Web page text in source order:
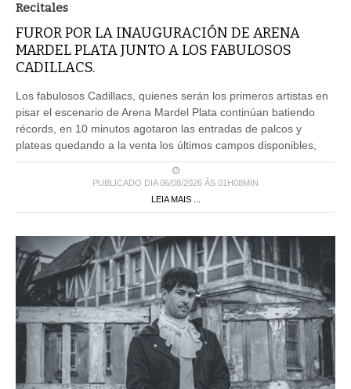
Recitales
FUROR POR LA INAUGURACIÓN DE ARENA
MARDEL PLATA JUNTO A LOS FABULOSOS
CADILLACS.
Los fabulosos Cadillacs, quienes serán los primeros artistas en
pisar el escenario de Arena Mardel Plata continúan batiendo
récords, en 10 minutos agotaron las entradas de palcos y
plateas quedando a la venta los últimos campos disponibles,
PUBLICADO DIA 06/08/2026 ÀS 01H08MIN
LEIA MAIS ...